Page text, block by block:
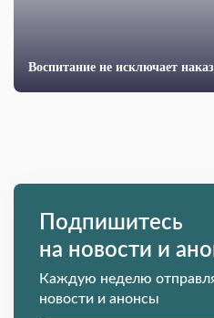
Воспитание не исключает
Подпишитесь
на новости и
Каждую неделю
новости и анонсы